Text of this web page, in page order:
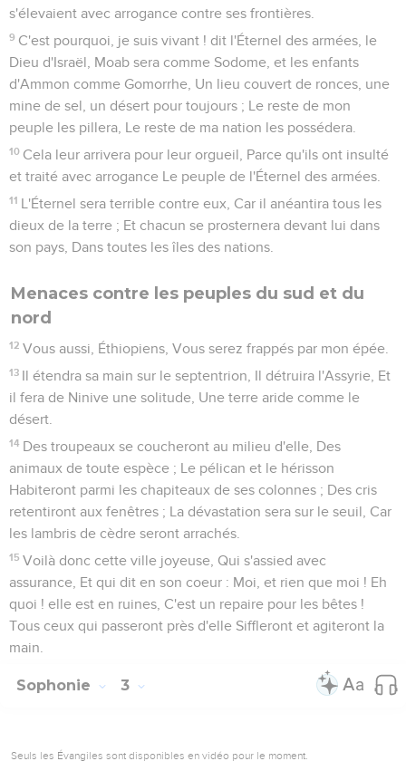
s'élevaient avec arrogance contre ses frontières.
9 C'est pourquoi, je suis vivant ! dit l'Éternel des armées, le
Dieu d'Israël, Moab sera comme Sodome, et les enfants
d'Ammon comme Gomorrhe, Un lieu couvert de ronces, une
mine de sel, un désert pour toujours ; Le reste de mon
peuple les pillera, Le reste de ma nation les possédera.
10 Cela leur arrivera pour leur orgueil, Parce qu'ils ont insulté
et traité avec arrogance Le peuple de l'Éternel des armées.
11 L'Éternel sera terrible contre eux, Car il anéantira tous les
dieux de la terre ; Et chacun se prosternera devant lui dans
son pays, Dans toutes les îles des nations.
Menaces contre les peuples du sud et du
nord
12 Vous aussi, Éthiopiens, Vous serez frappés par mon épée.
13 Il étendra sa main sur le septentrion, Il détruira l'Assyrie, Et
il fera de Ninive une solitude, Une terre aride comme le
désert.
14 Des troupeaux se coucheront au milieu d'elle, Des
animaux de toute espèce ; Le pélican et le hérisson
Habiteront parmi les chapiteaux de ses colonnes ; Des cris
retentiront aux fenêtres ; La dévastation sera sur le seuil, Car
les lambris de cèdre seront arrachés.
15 Voilà donc cette ville joyeuse, Qui s'assied avec
assurance, Et qui dit en son coeur : Moi, et rien que moi ! Eh
quoi ! elle est en ruines, C'est un repaire pour les bêtes !
Tous ceux qui passeront près d'elle Siffleront et agiteront la
main.
Sophonie 3
Seuls les Évangiles sont disponibles en vidéo pour le moment.